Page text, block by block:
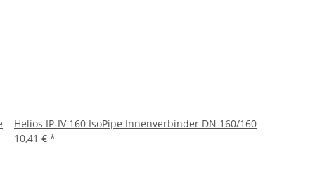
Helios IP-IV 160 IsoPipe Innenverbinder DN 160/160
10,41 € *